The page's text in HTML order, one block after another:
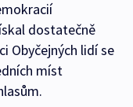
dostatečně
Obyčejných lidí se
míst